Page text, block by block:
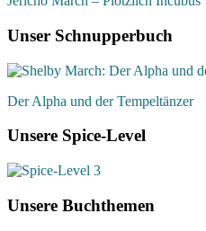
Unser Schnupperbuch
Der Alpha und der Tempeltänzer
Unsere Spice-Level
Unsere Buchthemen